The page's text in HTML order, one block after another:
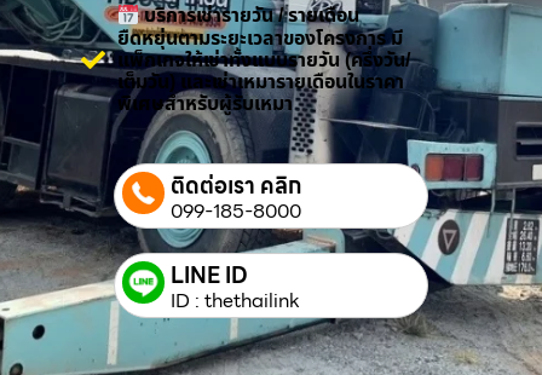
บริการเช่ารายวัน / รายเดือน
ยืดหยุ่นตามระยะเวลาของโครงการ มี
แพ็กเกจให้เช่าทั้งแบบรายวัน (ครึ่งวัน/
เต็มวัน) และเช่าเหมารายเดือนในราคา
พิเศษสำหรับผู้รับเหมา
ติดต่อเรา คลิก
099-185-8000
LINE ID
ID : thethailink